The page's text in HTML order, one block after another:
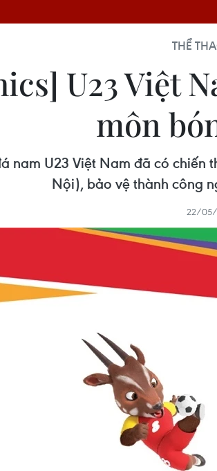
THỂ
U23 Việt
môn
nam U23 Việt Nam đã có chiến
Nội), bảo vệ thành công
22/05/